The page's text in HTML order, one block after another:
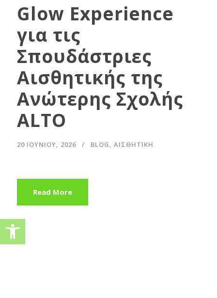
Glow Experience
για τις
Σπουδάστριες
Αισθητικής της
Ανώτερης Σχολής
ALTO
20 ΙΟΥΝΊΟΥ, 2026 BLOG, ΑΙΣΘΗΤΙΚΗ
Read More
Ανοίξτε τη γραμμή